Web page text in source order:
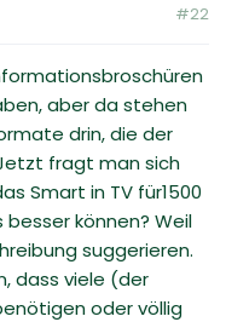
#22
aber da stehen
drin, die der
fragt man sich
Smart in TV für1500
besser können? Weil
suggerieren.
dass viele (der
oder völlig